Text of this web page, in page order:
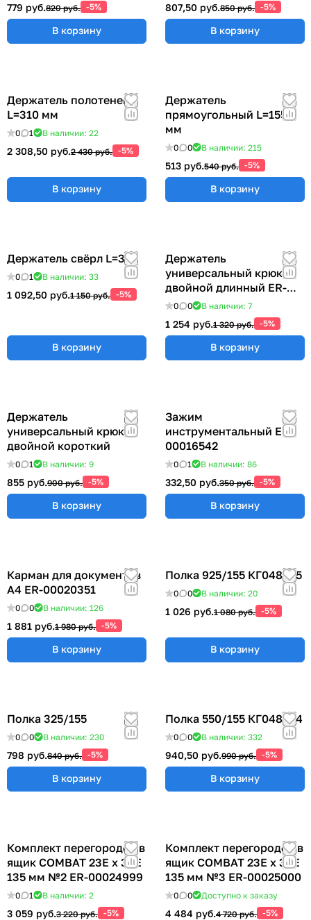
779 руб.820 руб. -5%
В корзину
807,50 руб.850 руб. -5%
В корзину
Держатель полотенец
L=310 мм
0 1 В наличии: 22
2 308,50 руб.2 430 руб. -5%
В корзину
Держатель
прямоугольный L=155
мм
0 0 В наличии: 215
513 руб.540 руб. -5%
В корзину
Держатель свёрл L=315
0 1 В наличии: 33
1 092,50 руб.1 150 руб. -5%
В корзину
Держатель
универсальный крюк
двойной длинный ER-
00012769
0 0 В наличии: 7
1 254 руб.1 320 руб. -5%
В корзину
Держатель
универсальный крюк
двойной короткий
0 1 В наличии: 9
855 руб.900 руб. -5%
В корзину
Зажим
инструментальный ER-
00016542
0 1 В наличии: 86
332,50 руб.350 руб. -5%
В корзину
Карман для документов
А4 ER-00020351
0 0 В наличии: 126
1 881 руб.1 980 руб. -5%
В корзину
Полка 925/155 КГ048825
0 0 В наличии: 20
1 026 руб.1 080 руб. -5%
В корзину
Полка 325/155
0 0 В наличии: 230
798 руб.840 руб. -5%
В корзину
Полка 550/155 КГ048824
0 0 В наличии: 332
940,50 руб.990 руб. -5%
В корзину
Комплект перегородок в
ящик COMBAT 23Е х 36Е
135 мм №2 ER-00024999
0 1 В наличии: 2
3 059 руб.3 220 руб. -5%
Комплект перегородок в
ящик COMBAT 23Е х 36Е
135 мм №3 ER-00025000
0 0 Доступно к заказу
4 484 руб.4 720 руб. -5%